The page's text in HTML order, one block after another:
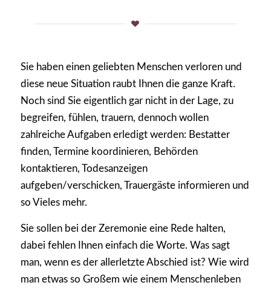
Sie haben einen geliebten Menschen verloren und
diese neue Situation raubt Ihnen die ganze Kraft.
Noch sind Sie eigentlich gar nicht in der Lage, zu
begreifen, fühlen, trauern, dennoch wollen
zahlreiche Aufgaben erledigt werden: Bestatter
finden, Termine koordinieren, Behörden
kontaktieren, Todesanzeigen
aufgeben/verschicken, Trauergäste informieren und
so Vieles mehr.
Sie sollen bei der Zeremonie eine Rede halten,
dabei fehlen Ihnen einfach die Worte. Was sagt
man, wenn es der allerletzte Abschied ist? Wie wird
man etwas so Großem wie einem Menschenleben